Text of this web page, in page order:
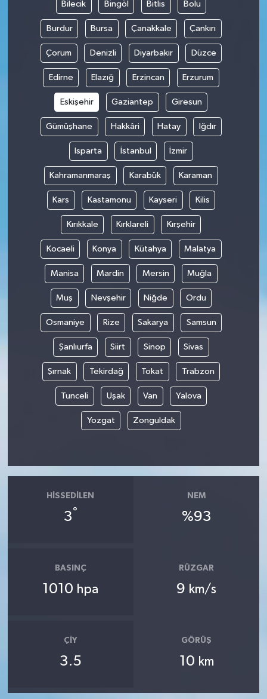
Bilecik Bingöl Bitlis Bolu
Burdur Bursa Çanakkale Çankırı
Çorum Denizli Diyarbakır Düzce
Edirne Elazığ Erzincan Erzurum
Eskişehir Gaziantep Giresun
Gümüşhane Hakkâri Hatay Iğdır
Isparta İstanbul İzmir
Kahramanmaraş Karabük Karaman
Kars Kastamonu Kayseri Kilis
Kırıkkale Kırklareli Kırşehir
Kocaeli Konya Kütahya Malatya
Manisa Mardin Mersin Muğla
Muş Nevşehir Niğde Ordu
Osmaniye Rize Sakarya Samsun
Şanlıurfa Siirt Sinop Sivas
Şırnak Tekirdağ Tokat Trabzon
Tunceli Uşak Van Yalova
Yozgat Zonguldak
HISSEDILEN
3°
NEM
%93
BASINÇ
1010 hpa
RÜZGAR
9 km/s
ÇIY
3.5
GÖRÜŞ
10 km